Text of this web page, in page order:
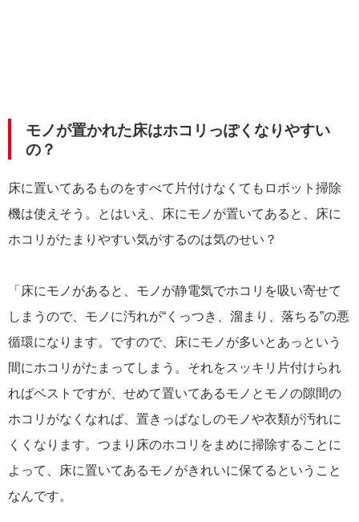
モノが置かれた床はホコリっぽくなりやすい
の？
床に置いてあるものをすべて片付けなくてもロボット掃除
機は使えそう。とはいえ、床にモノが置いてあると、床に
ホコリがたまりやすい気がするのは気のせい？
「床にモノがあると、モノが静電気でホコリを吸い寄せて
しまうので、モノに汚れが“くっつき、溜まり、落ちる”の悪
循環になります。ですので、床にモノが多いとあっという
間にホコリがたまってしまう。それをスッキリ片付けられ
ればベストですが、せめて置いてあるモノとモノの隙間の
ホコリがなくなれば、置きっぱなしのモノや衣類が汚れに
くくなります。つまり床のホコリをまめに掃除することに
よって、床に置いてあるモノがきれいに保てるということ
なんです。